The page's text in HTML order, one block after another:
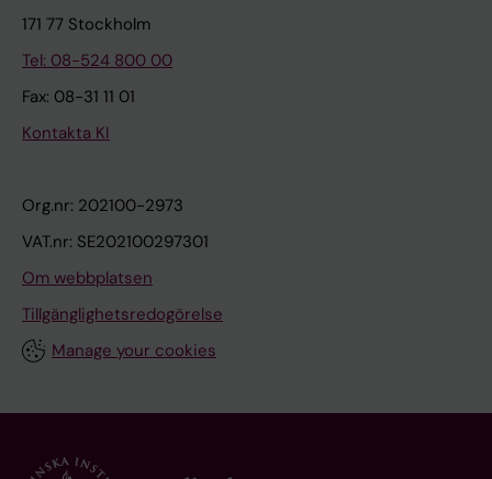
171 77 Stockholm
Tel: 08-524 800 00
Fax: 08-31 11 01
Kontakta KI
Org.nr: 202100-2973
VAT.nr: SE202100297301
Om webbplatsen
Tillgänglighetsredogörelse
Manage your cookies